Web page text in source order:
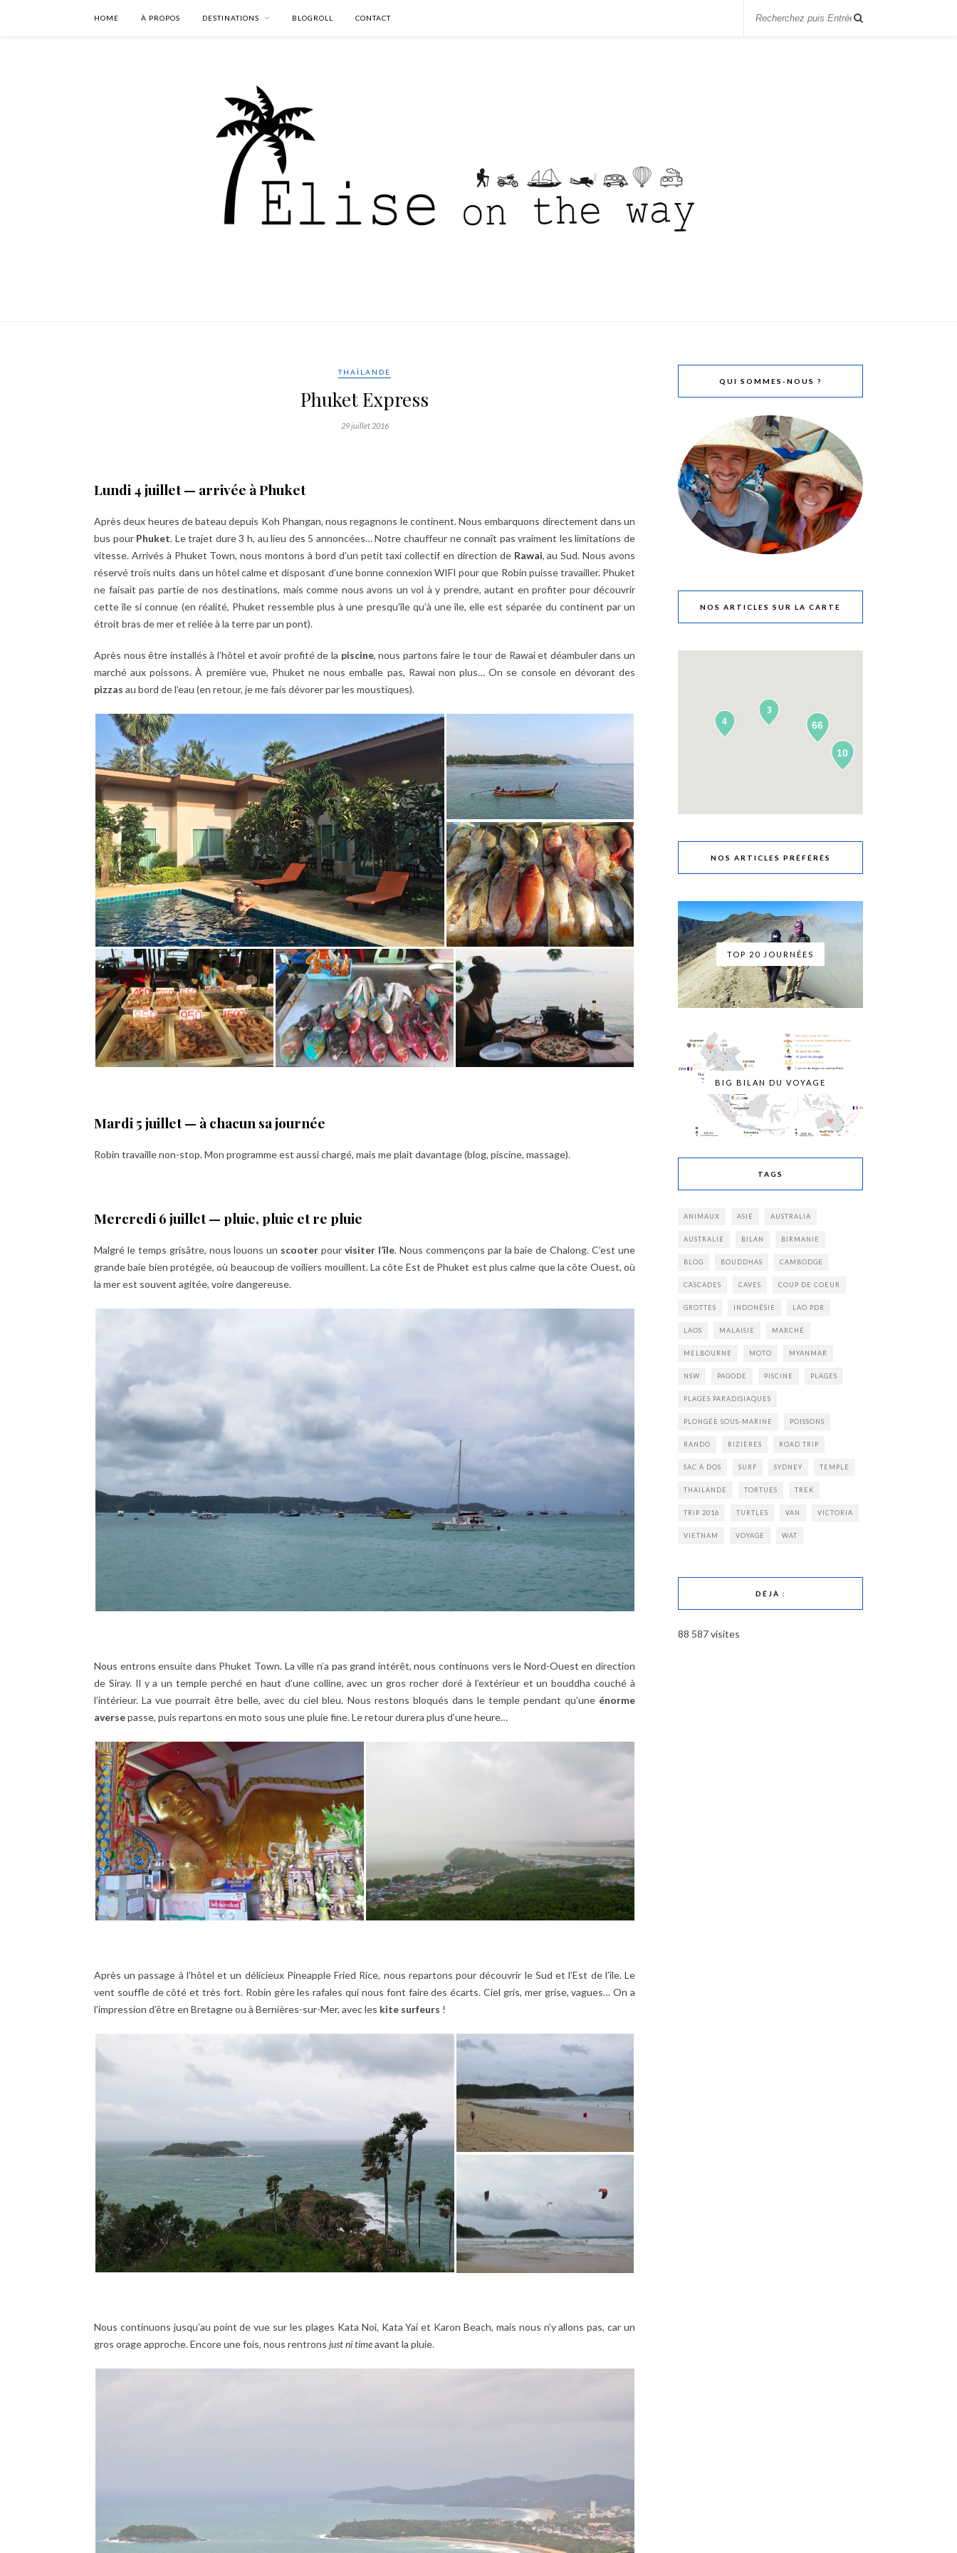
HOME À PROPOS DESTINATIONS BLOGROLL CONTACT
THAÏLANDE
Phuket Express
29 juillet 2016
Lundi 4 juillet — arrivée à Phuket
Après deux heures de bateau depuis Koh Phangan, nous regagnons le continent. Nous embarquons directement dans un
bus pour Phuket. Le trajet dure 3 h, au lieu des 5 annoncées… Notre chauffeur ne connaît pas vraiment les limitations de
vitesse. Arrivés à Phuket Town, nous montons à bord d’un petit taxi collectif en direction de Rawai, au Sud. Nous avons
réservé trois nuits dans un hôtel calme et disposant d’une bonne connexion WIFI pour que Robin puisse travailler. Phuket
ne faisait pas partie de nos destinations, mais comme nous avons un vol à y prendre, autant en profiter pour découvrir
cette île si connue (en réalité, Phuket ressemble plus à une presqu’île qu’à une île, elle est séparée du continent par un
étroit bras de mer et reliée à la terre par un pont).
Après nous être installés à l’hôtel et avoir profité de la piscine, nous partons faire le tour de Rawai et déambuler dans un
marché aux poissons. À première vue, Phuket ne nous emballe pas, Rawai non plus… On se console en dévorant des
pizzas au bord de l’eau (en retour, je me fais dévorer par les moustiques).
Mardi 5 juillet — à chacun sa journée
Robin travaille non-stop. Mon programme est aussi chargé, mais me plait davantage (blog, piscine, massage).
Mercredi 6 juillet — pluie, pluie et re pluie
Malgré le temps grisâtre, nous louons un scooter pourvisiter l’île. Nous commençons par la baie de Chalong. C’est une
grande baie bien protégée, où beaucoup de voiliers mouillent. La côte Est de Phuket est plus calme que la côte Ouest, où
la mer est souvent agitée, voire dangereuse.
Nous entrons ensuite dans Phuket Town. La ville n’a pas grand intérêt, nous continuons vers le Nord-Ouest en direction
de Siray. Il y a un temple perché en haut d’une colline, avec un gros rocher doré à l’extérieur et un bouddha couché à
l’intérieur. La vue pourrait être belle, avec du ciel bleu. Nous restons bloqués dans le temple pendant qu’une énorme
aversepasse, puis repartons en moto sous une pluie fine. Le retour durera plus d’une heure…
Après un passage à l’hôtel et un délicieux Pineapple Fried Rice, nous repartons pour découvrir le Sud et l’Est de l’île. Le
vent souffle de côté et très fort. Robin gère les rafales qui nous font faire des écarts. Ciel gris, mer grise, vagues… On a
l’impression d’être en Bretagne ou à Bernières-sur-Mer, avec les kite surfeurs !
Nous continuons jusqu’au point de vue sur les plages Kata Noi, Kata Yai et Karon Beach, mais nous n’y allons pas, car un
gros orage approche. Encore une fois, nous rentrons just ni timeavant la pluie.
QUI SOMMES-NOUS ?
NOS ARTICLES SUR LA CARTE
3
10
66
4
NOS ARTICLES PRÉFÉRÉS
TOP 20 JOURNÉES
BIG BILAN DU VOYAGE
TAGS
ANIMAUX ASIE AUSTRALIA
AUSTRALIE BILAN BIRMANIE
BLOG BOUDDHAS CAMBODGE
CASCADES CAVES COUP DE COEUR
GROTTES INDONÉSIE LAO PDR
LAOS MALAISIE MARCHÉ
MELBOURNE MOTO MYANMAR
NSW PAGODE PISCINE PLAGES
PLAGES PARADISIAQUES
PLONGÉE SOUS-MARINE POISSONS
RANDO RIZIÈRES ROAD TRIP
SAC À DOS SURF SYDNEY TEMPLE
THAILANDE TORTUES TREK
TRIP 2016 TURTLES VAN VICTORIA
VIETNAM VOYAGE WAT
DÉJÀ :
88 587 visites